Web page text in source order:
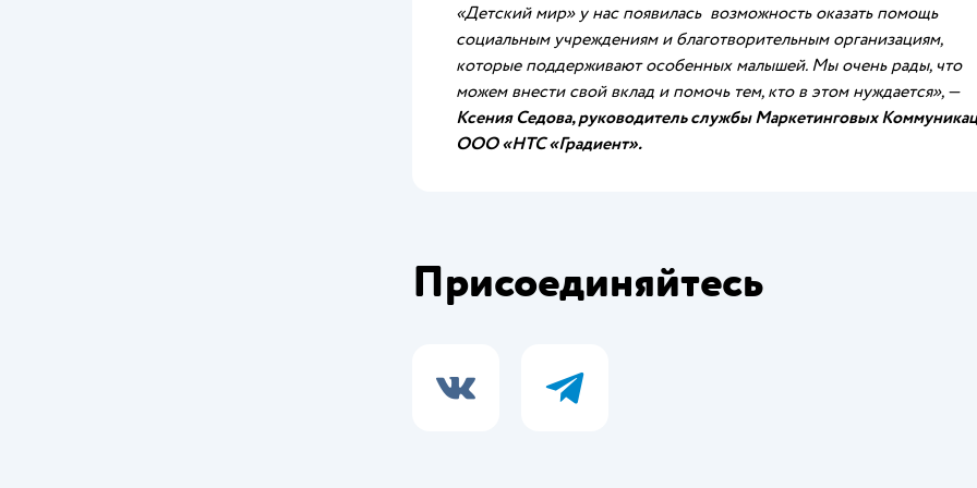
«Детский мир» у нас появилась возможность оказать помощь
социальным учреждениям и благотворительным организациям,
которые поддерживают особенных малышей. Мы очень рады, что
можем внести свой вклад и помочь тем, кто в этом нуждается», —
Ксения Седова, руководитель службы Маркетинговых
ООО «НТС «Градиент».
Присоединяйтесь